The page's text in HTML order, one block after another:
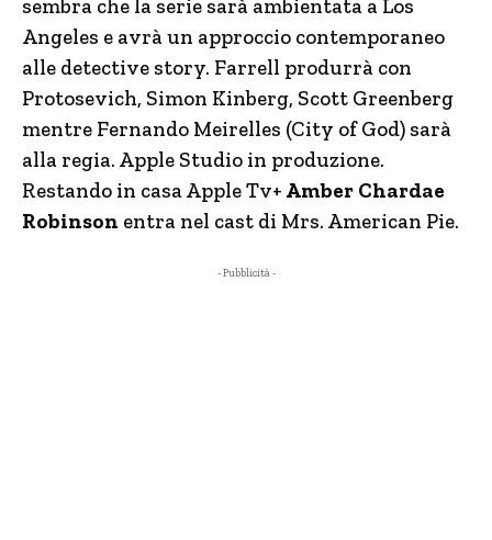
sembra che la serie sarà ambientata a Los
Angeles e avrà un approccio contemporaneo
alle detective story. Farrell produrrà con
Protosevich, Simon Kinberg, Scott Greenberg
mentre Fernando Meirelles (City of God) sarà
alla regia. Apple Studio in produzione.
Restando in casa Apple Tv+ Amber Chardae
Robinson entra nel cast di Mrs. American Pie.
- Pubblicità -